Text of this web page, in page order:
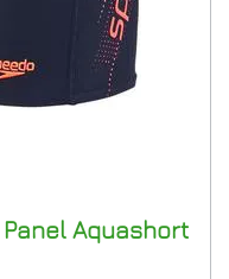
Aquashort